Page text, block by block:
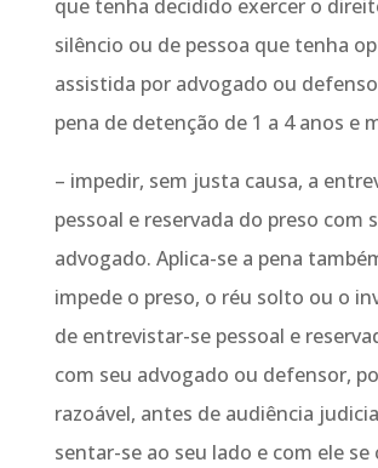
que tenha decidido exercer o
silêncio ou de pessoa que tenha
assistida por advogado ou
pena de detenção de 1 a 4 anos e
– impedir, sem justa causa, a
pessoal e reservada do preso com
advogado. Aplica-se a pena
impede o preso, o réu solto ou o
de entrevistar-se pessoal e
com seu advogado ou defensor,
razoável, antes de audiência
sentar-se ao seu lado e com ele